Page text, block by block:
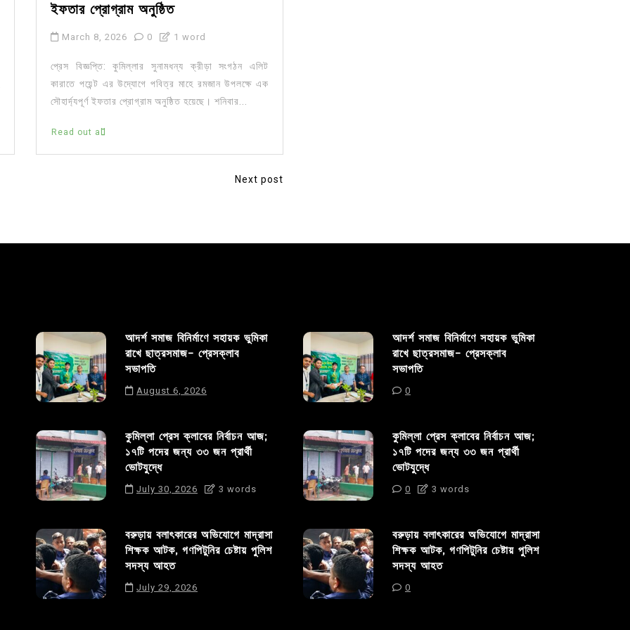
ইফতার প্রোগ্রাম অনুষ্ঠিত
March 8, 2026 0 1 word
প্রেস বিজ্ঞপ্তি: কুমিল্লার সুনামধন্য ক্রীড়া সংগঠন এলিট
কারাতে পয়েন্ট এর উদ্যোগে পবিত্র মাহে রমজান উপলক্ষে এক
সৌহার্দ্যপূর্ণ ইফতার প্রোগ্রাম অনুষ্ঠিত হয়েছে। শনিবার...
Read out all
Next post
আদর্শ সমাজ বিনির্মাণে সহায়ক ভুমিকা
রাখে ছাত্রসমাজ- প্রেসক্লাব
সভাপতি
August 6, 2026
কুমিল্লা প্রেস ক্লাবের নির্বাচন আজ;
১৭টি পদের জন্য ৩৩ জন প্রার্থী
ভোটযুদ্ধে
July 30, 2026 3 words
বরুড়ায় বলাৎকারের অভিযোগে মাদ্রাসা
শিক্ষক আটক, গণপিটুনির চেষ্টায় পুলিশ
সদস্য আহত
July 29, 2026
আদর্শ সমাজ বিনির্মাণে সহায়ক ভুমিকা
রাখে ছাত্রসমাজ- প্রেসক্লাব
সভাপতি
0
কুমিল্লা প্রেস ক্লাবের নির্বাচন আজ;
১৭টি পদের জন্য ৩৩ জন প্রার্থী
ভোটযুদ্ধে
0 3 words
বরুড়ায় বলাৎকারের অভিযোগে মাদ্রাসা
শিক্ষক আটক, গণপিটুনির চেষ্টায় পুলিশ
সদস্য আহত
0